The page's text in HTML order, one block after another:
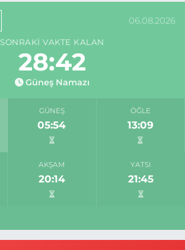
06.08.2026
SONRAKI VAKTE KALAN
28:42
Güneş Namazı
GÜNEŞ
05:54
ÖĞLE
13:09
AKŞAM
20:14
YATSI
21:45